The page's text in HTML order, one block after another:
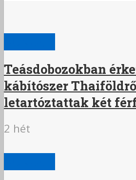
Teásdobozokban
kábítószer
letartóztattak két
2 hét